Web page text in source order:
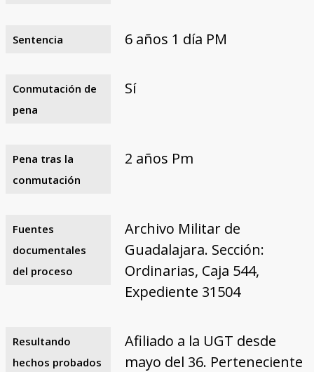
Sentencia 6 años 1 día PM
Conmutación de
pena
Sí
Pena tras la
conmutación
2 años Pm
Fuentes
documentales
del proceso
Archivo Militar de
Guadalajara. Sección:
Ordinarias, Caja 544,
Expediente 31504
Resultando
hechos probados
Afiliado a la UGT desde
mayo del 36. Perteneciente